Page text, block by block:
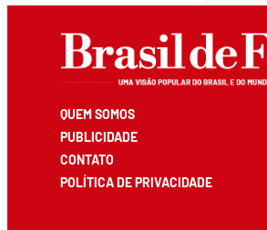
QUEM SOMOS
PUBLICIDADE
CONTATO
POLÍTICA DE PRIVACIDADE